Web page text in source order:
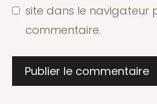
site dans le navigateur
commentaire.